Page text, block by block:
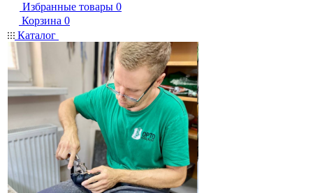
Избранные товары 0
Корзина 0
Каталог